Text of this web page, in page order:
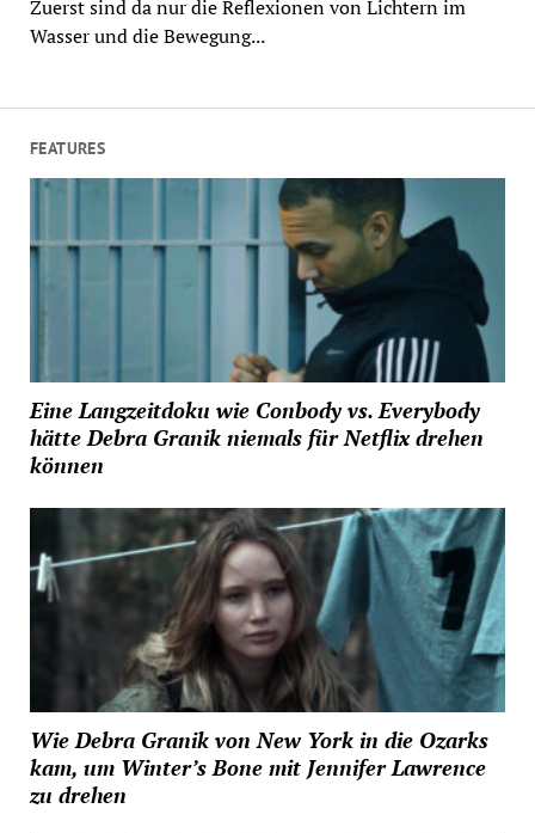
Zuerst sind da nur die Reflexionen von Lichtern im
Wasser und die Bewegung...
FEATURES
Eine Langzeitdoku wie Conbody vs. Everybody
hätte Debra Granik niemals für Netflix drehen
können
Wie Debra Granik von New York in die Ozarks
kam, um Winter’s Bone mit Jennifer Lawrence
zu drehen